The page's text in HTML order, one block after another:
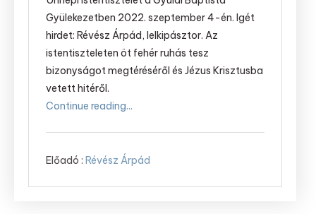
Gyülekezetben 2022. szeptember 4-én. Igét
hirdet: Révész Árpád, lelkipásztor. Az
istentiszteleten öt fehér ruhás tesz
bizonyságot megtéréséről és Jézus Krisztusba
vetett hitéről.
Continue reading...
Előadó : Révész Árpád